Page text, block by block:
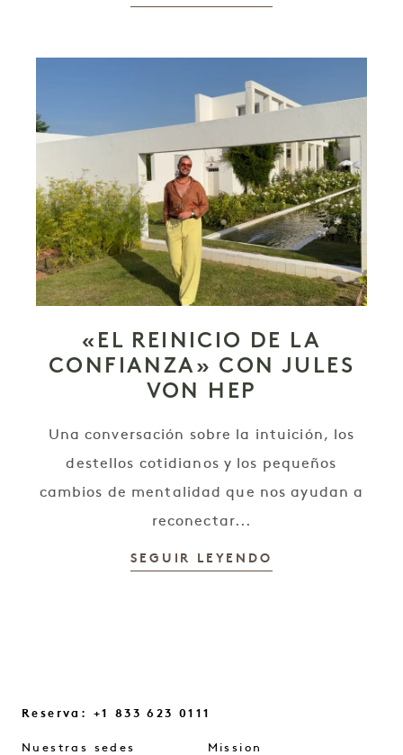
«EL REINICIO DE LA
CONFIANZA» CON JULES
VON HEP
Una conversación sobre la intuición, los
destellos cotidianos y los pequeños
cambios de mentalidad que nos ayudan a
reconectar...
SEGUIR LEYENDO
Reserva: +1 833 623 0111
Nuestras sedes Mission